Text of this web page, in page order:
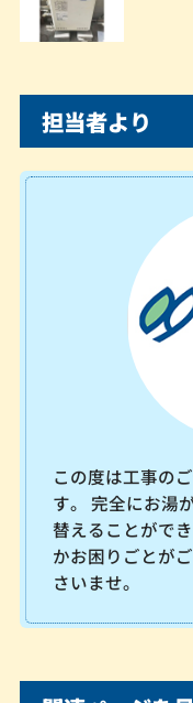
担当者より
この度は工事の
す。 完全にお湯
替えることがで
かお困りごとが
さいませ。